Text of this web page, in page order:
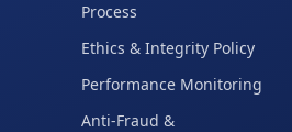
Process
Ethics & Integrity Policy
Performance Monitoring
Anti-Fraud &